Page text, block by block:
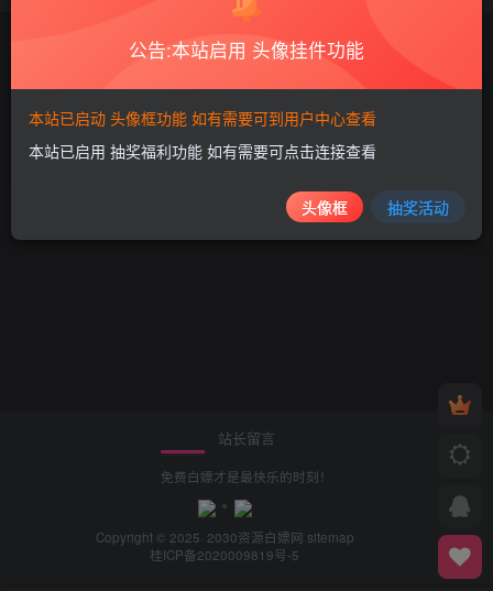
0 评论1 版块0 帖子0 粉丝0
5年前 谢谢泽客分享！！
评论于：网页在线自动回复客服源码
站长留言
免费白嫖才是最快乐的时刻！
Copyright © 2025· 2030资源白嫖网 sitemap
桂ICP备2020009819号-5
公告:本站启用 头像挂件功能
本站已启动 头像框功能 如有需要可到用户中心查看
本站已启用 抽奖福利功能 如有需要可点击连接查看
头像框 抽奖活动